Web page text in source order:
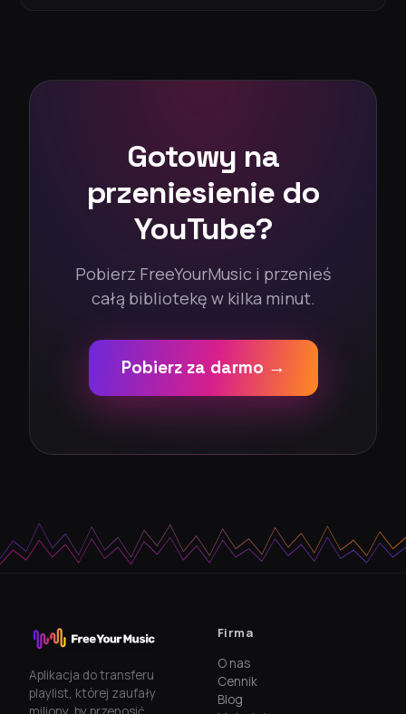
Gotowy na
przeniesienie do
YouTube?
Pobierz FreeYourMusic i przenieś
całą bibliotekę w kilka minut.
Pobierz za darmo →
Aplikacja do transferu
playlist, której zaufały
Firma
O nas
Cennik
Blog